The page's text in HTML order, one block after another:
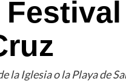
Iglesia o la Playa de